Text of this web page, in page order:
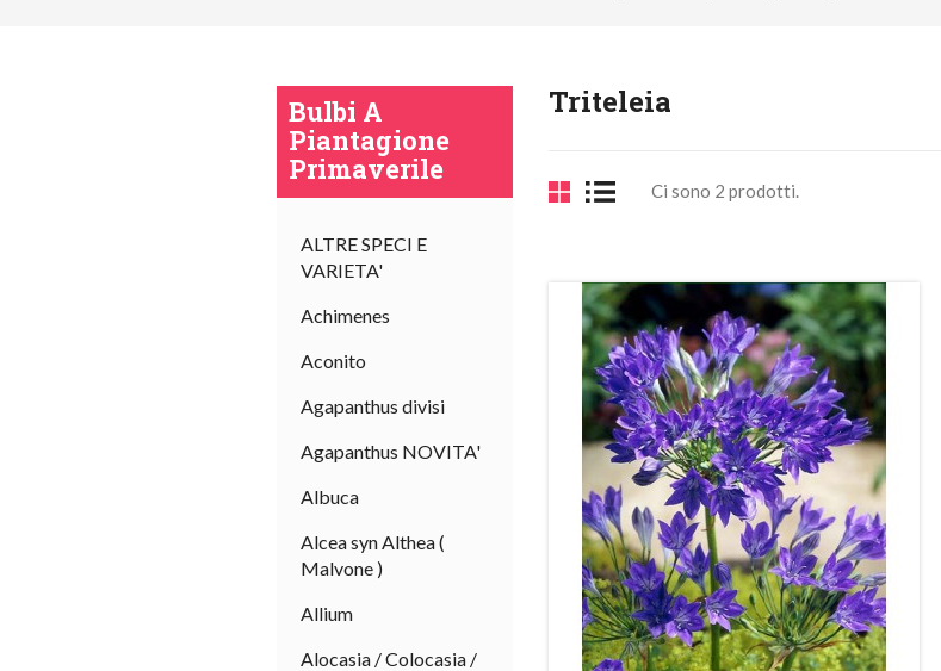
Bulbi A
Piantagione
Primaverile
ALTRE SPECI E
VARIETA'
Achimenes
Aconito
Agapanthus divisi
Agapanthus NOVITA'
Albuca
Alcea syn Althea (
Malvone )
Allium
Alocasia / Colocasia /
Triteleia
Ci sono 2 prodotti.